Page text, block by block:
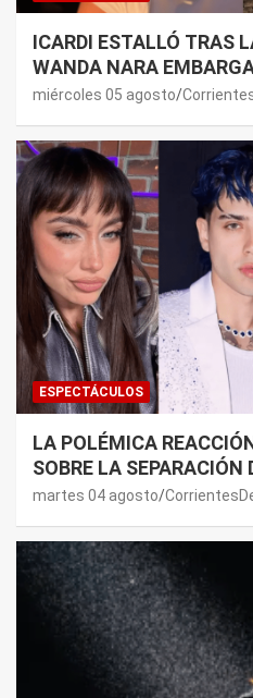
ICARDI ESTALLÓ TRAS
WANDA NARA
NORDELTA:
miércoles 05 agosto
ESPECTÁCULOS
LA POLÉMICA
SOBRE LA SEPARACIÓN
JOAQUI: “¿MI VERDAD?”
martes 04 agosto